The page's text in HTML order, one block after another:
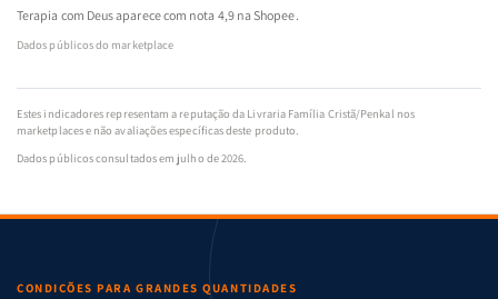
Terapia com Deus aparece com nota 4,9 na Shopee.
Dados públicos do marketplace
Estes indicadores representam a reputação da Livraria Família Cristã/Penkal nos
marketplaces e não avaliações específicas deste produto.
Dados públicos consultados em julho de 2026.
CONDIÇÕES PARA GRANDES QUANTIDADES